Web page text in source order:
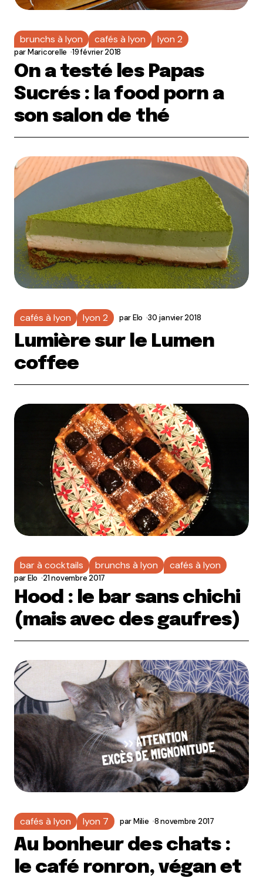
brunchs à lyon cafés à lyon lyon 2
parMaricorelle 19 février 2018
On a testé les Papas
Sucrés : la food porn a
son salon de thé
cafés à lyon lyon 2 parElo 30 janvier 2018
Lumière sur le Lumen
coffee
bar à cocktails brunchs à lyon cafés à lyon
parElo 21 novembre 2017
Hood : le bar sans chichi
(mais avec des gaufres)
cafés à lyon lyon 7 parMilie 8 novembre 2017
Au bonheur des chats :
le café ronron, végan et